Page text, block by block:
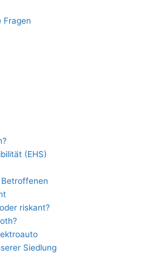
Fragen
(EHS)
riskant?
Siedlung